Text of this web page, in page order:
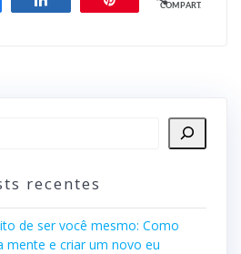
COMPART.
recentes
de ser você mesmo: Como
mente e criar um novo eu